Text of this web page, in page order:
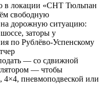
в локации «СНТ Тюльпан
свободную
дорожную ситуацию:
заторы у
по Рублёво-Успенскому
— со сдвижной
— чтобы
4×4, пневмоподвеской или